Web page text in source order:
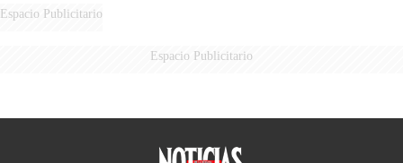
Espacio Publicitario
Espacio Publicitario